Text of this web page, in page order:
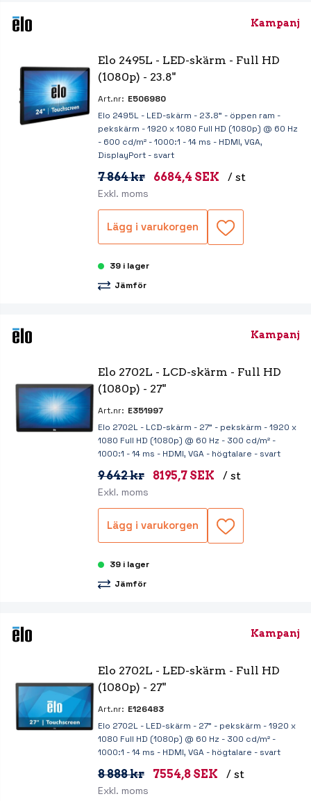
Kampanj
Elo 2495L - LED-skärm - Full HD
(1080p) - 23.8"
Art.nr: E506980
Elo 2495L - LED-skärm - 23.8" - öppen ram -
pekskärm - 1920 x 1080 Full HD (1080p) @ 60 Hz
- 600 cd/m² - 1000:1 - 14 ms - HDMI, VGA,
DisplayPort - svart
7 864 kr 6684,4 SEK / st
Exkl. moms
Lägg i varukorgen
39 i lager
Jämför
Kampanj
Elo 2702L - LCD-skärm - Full HD
(1080p) - 27"
Art.nr: E351997
Elo 2702L - LCD-skärm - 27" - pekskärm - 1920 x
1080 Full HD (1080p) @ 60 Hz - 300 cd/m² -
1000:1 - 14 ms - HDMI, VGA - högtalare - svart
9 642 kr 8195,7 SEK / st
Exkl. moms
Lägg i varukorgen
39 i lager
Jämför
Kampanj
Elo 2702L - LED-skärm - Full HD
(1080p) - 27"
Art.nr: E126483
Elo 2702L - LED-skärm - 27" - pekskärm - 1920 x
1080 Full HD (1080p) @ 60 Hz - 300 cd/m² -
1000:1 - 14 ms - HDMI, VGA - högtalare - svart
8 888 kr 7554,8 SEK / st
Exkl. moms